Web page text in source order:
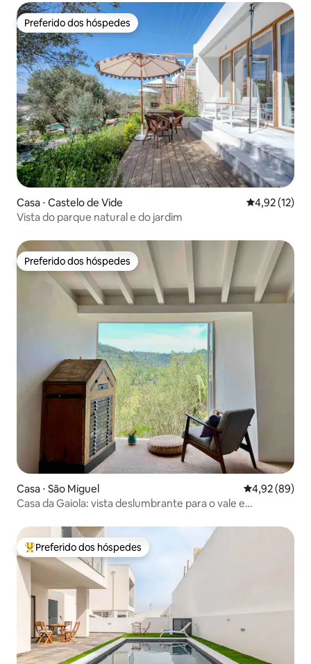
Preferido dos hóspedes
Preferido dos hóspedes
Casa ⋅ Castelo de Vide 4,92 de uma
4,92 (12)
Vista do parque natural e do jardim
Preferido dos hóspedes
Preferido dos hóspedes
Casa ⋅ São Miguel 4,92 de uma
4,92 (89)
Casa da Gaiola: vista deslumbrante para o vale e
Entre os melhores preferidos dos hóspedes
Preferido dos hóspedes